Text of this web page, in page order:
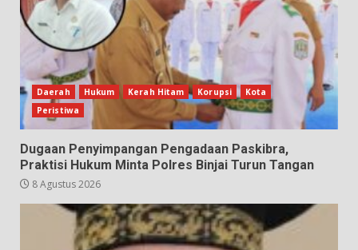
Daerah Hukum Kerah Hitam Korupsi
Kota
Peristiwa
Dugaan Penyimpangan Pengadaan Paskibra,
Praktisi Hukum Minta Polres Binjai Turun Tangan
8 Agustus 2026